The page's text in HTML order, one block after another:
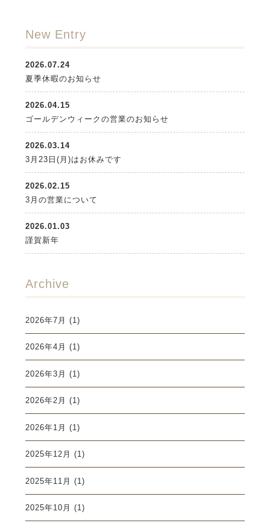
New Entry
2026.07.24
夏季休暇のお知らせ
2026.04.15
ゴールデンウィークの営業のお知らせ
2026.03.14
3月23日(月)はお休みです
2026.02.15
3月の営業について
2026.01.03
謹賀新年
Archive
2026年7月 (1)
2026年4月 (1)
2026年3月 (1)
2026年2月 (1)
2026年1月 (1)
2025年12月 (1)
2025年11月 (1)
2025年10月 (1)